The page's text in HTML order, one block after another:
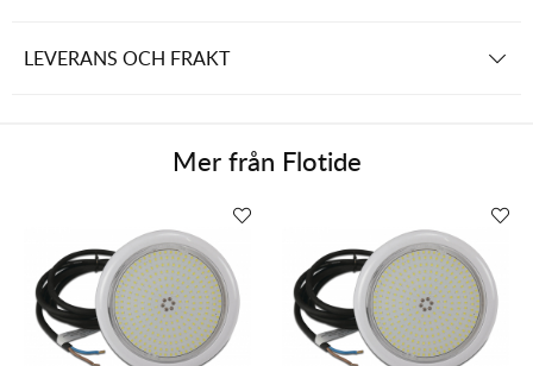
LEVERANS OCH FRAKT
Mer från Flotide